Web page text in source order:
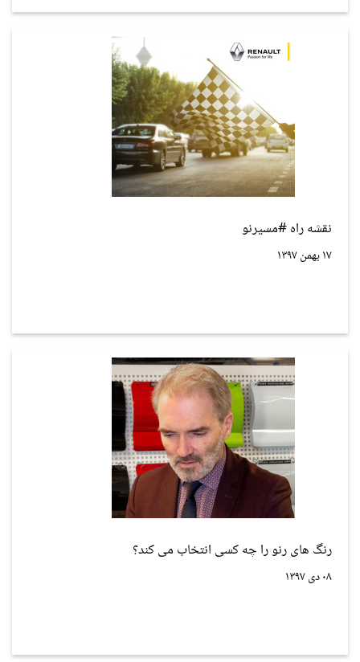
نقشه راه #مسیرنو
۱۷ بهمن ۱۳۹۷
رنگ های رنو را چه کسی انتخاب می کند؟
۰۸ دی ۱۳۹۷